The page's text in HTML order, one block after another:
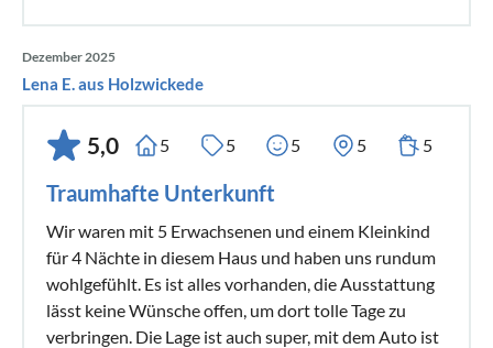
Dezember 2025
Lena E. aus Holzwickede
5,0 5 5 5 5 5
Traumhafte Unterkunft
Wir waren mit 5 Erwachsenen und einem Kleinkind
für 4 Nächte in diesem Haus und haben uns rundum
wohlgefühlt. Es ist alles vorhanden, die Ausstattung
lässt keine Wünsche offen, um dort tolle Tage zu
verbringen. Die Lage ist auch super, mit dem Auto ist